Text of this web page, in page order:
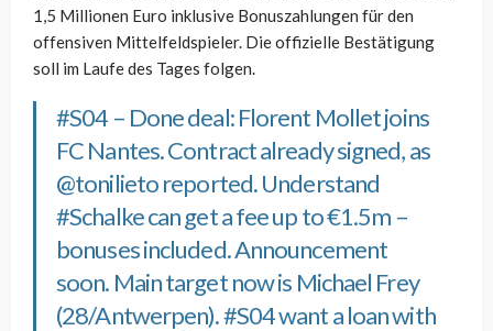
1,5 Millionen Euro inklusive Bonuszahlungen für den
offensiven Mittelfeldspieler. Die offizielle Bestätigung
soll im Laufe des Tages folgen.
#S04 – Done deal: Florent Mollet joins
FC Nantes. Contract already signed, as
@tonilietoreported. Understand
#Schalkecan get a fee up to €1.5m –
bonuses included. Announcement
soon. Main target now is Michael Frey
(28/Antwerpen).#S04want a loan with